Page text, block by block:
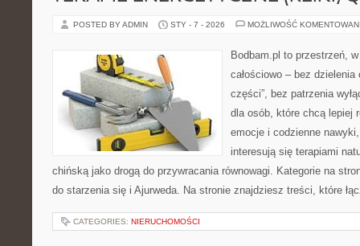
POSTED BY ADMIN STY - 7 - 2026 MOŻLIWOŚĆ
Bodbam.pl to przestrzeń,
całościowo – bez dzielenia
części”, bez patrzenia
dla osób, które chcą lepiej
emocje i codzienne
interesują się terapiami
chińską jako drogą do przywracania równowagi. Kategorie na
do starzenia się i Ajurweda. Na stronie znajdziesz treści, które
CATEGORIES: NIERUCHOMOŚCI